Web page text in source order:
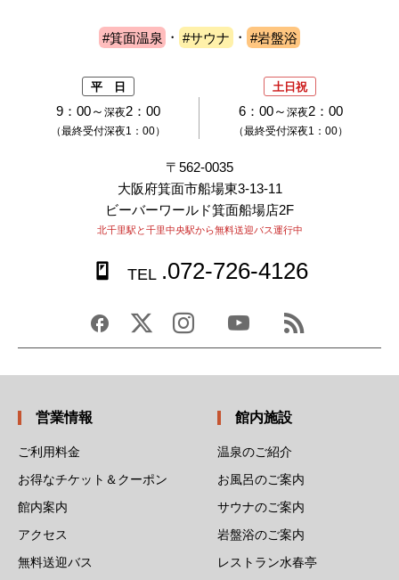
#箕面温泉 ・ #サウナ ・ #岩盤浴
平 日 土日祝
9：00～ 深夜2：00
（最終受付深夜1：00）
6：00～ 深夜2：00
（最終受付深夜1：00）
〒562-0035
大阪府箕面市船場東3-13-11
ビーバーワールド箕面船場店2F
北千里駅と千里中央駅から無料送迎バス運行中
TEL .072-726-4126
営業情報
ご利用料金
お得なチケット＆クーポン
館内案内
アクセス
無料送迎バス
館内施設
温泉のご紹介
お風呂のご案内
サウナのご案内
岩盤浴のご案内
レストラン水春亭